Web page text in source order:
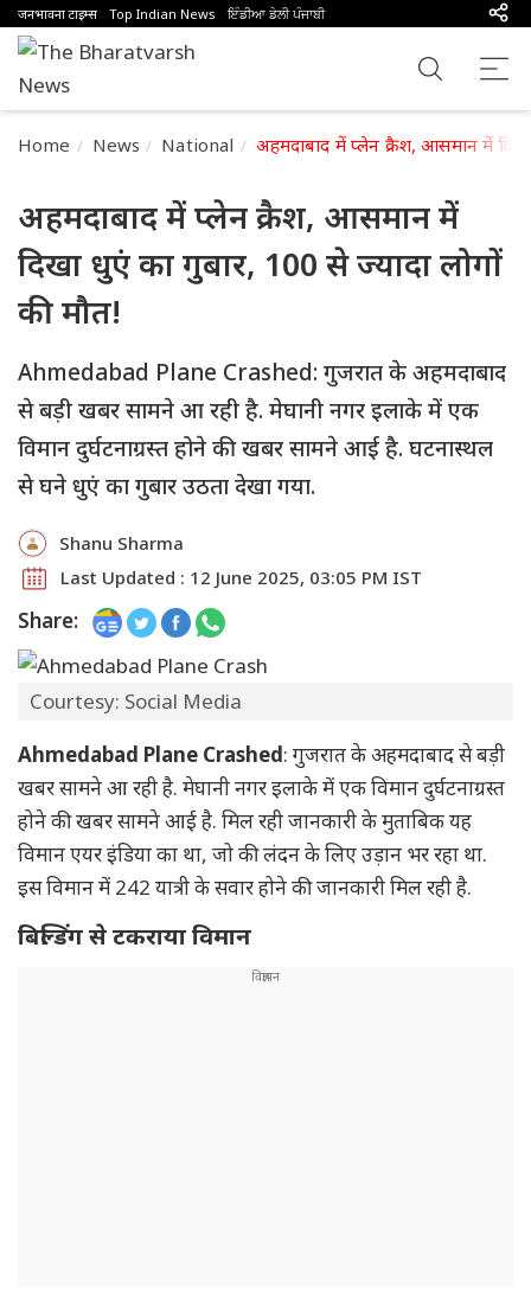
जनभावना टाइम्स Top Indian News ਇੰਡੀਆ ਡੇਲੀ ਪੰਜਾਬੀ
Home News National अहमदाबाद में प्लेन क्रैश, आसमान में
अहमदाबाद में प्लेन क्रैश, आसमान में
दिखा धुएं का गुबार, 100 से ज्यादा लोगों
की मौत!
Ahmedabad Plane Crashed: गुजरात के अहमदाबाद
से बड़ी खबर सामने आ रही है. मेघानी नगर इलाके में एक
विमान दुर्घटनाग्रस्त होने की खबर सामने आई है. घटनास्थल
से घने धुएं का गुबार उठता देखा गया.
Shanu Sharma
Last Updated : 12 June 2025, 03:05 PM IST
Share:
Courtesy: Social Media
Ahmedabad Plane Crashed: गुजरात के अहमदाबाद से बड़ी
खबर सामने आ रही है. मेघानी नगर इलाके में एक विमान दुर्घटनाग्रस्त
होने की खबर सामने आई है. मिल रही जानकारी के मुताबिक यह
विमान एयर इंडिया का था, जो की लंदन के लिए उड़ान भर रहा था.
इस विमान में 242 यात्री के सवार होने की जानकारी मिल रही है.
बिल्डिंग से टकराया विमान